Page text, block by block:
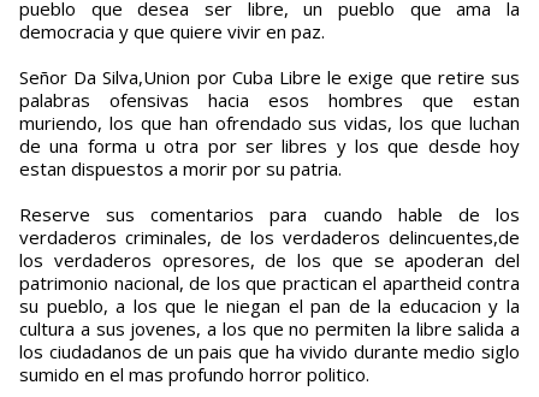
pueblo que desea ser libre, un pueblo que ama la
democracia y que quiere vivir en paz.
Señor Da Silva,Union por Cuba Libre le exige que retire sus
palabras ofensivas hacia esos hombres que estan
muriendo, los que han ofrendado sus vidas, los que luchan
de una forma u otra por ser libres y los que desde hoy
estan dispuestos a morir por su patria.
Reserve sus comentarios para cuando hable de los
verdaderos criminales, de los verdaderos delincuentes,de
los verdaderos opresores, de los que se apoderan del
patrimonio nacional, de los que practican el apartheid contra
su pueblo, a los que le niegan el pan de la educacion y la
cultura a sus jovenes, a los que no permiten la libre salida a
los ciudadanos de un pais que ha vivido durante medio siglo
sumido en el mas profundo horror politico.